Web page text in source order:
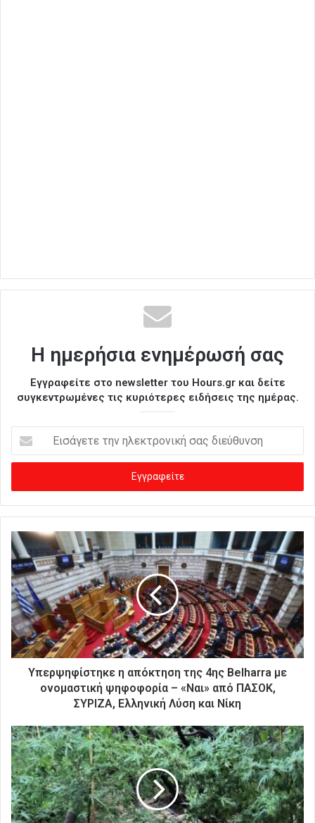
Η ημερήσια ενημέρωσή σας
Εγγραφείτε στο newsletter του Hours.gr και δείτε
συγκεντρωμένες τις κυριότερες ειδήσεις της ημέρας.
σ
γ
ε
ε
τ
η
ν
η
λ
ε
κ
τ
κ
ή
σ
α
ς
δ
ι
Υπερψηφίστηκε η απόκτηση της 4ης Belharra με
ονομαστική ψηφοφορία – «Ναι» από ΠΑΣΟΚ,
ΣΥΡΙΖΑ, Ελληνική Λύση και Νίκη